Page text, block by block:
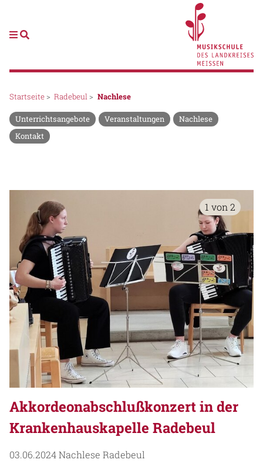
Startseite> Radebeul > Nachlese
Unterrichtsangebote Veranstaltungen
Nachlese
Kontakt
1 von 2
Akkordeonabschlußkonzert in der
Krankenhauskapelle Radebeul
03.06.2024Nachlese Radebeul